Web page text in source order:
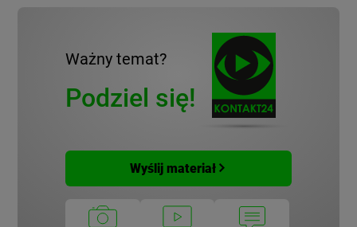
Ważny temat?
Podziel się!
Wyślij materiał